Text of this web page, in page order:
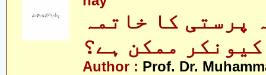
پرستی کا خاتمہ
کیونکر ممکن ہے؟
Author : Prof. Dr.